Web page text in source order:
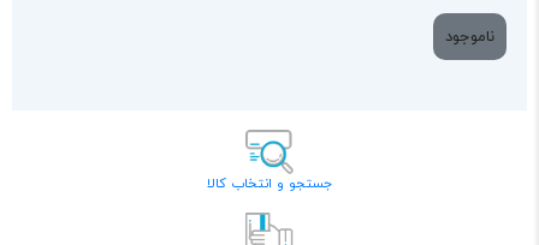
ناموجود
جستجو و انتخاب کالا